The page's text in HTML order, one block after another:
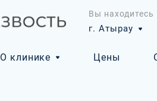
Вы находитесь
г. Атырау
О клинике Цены